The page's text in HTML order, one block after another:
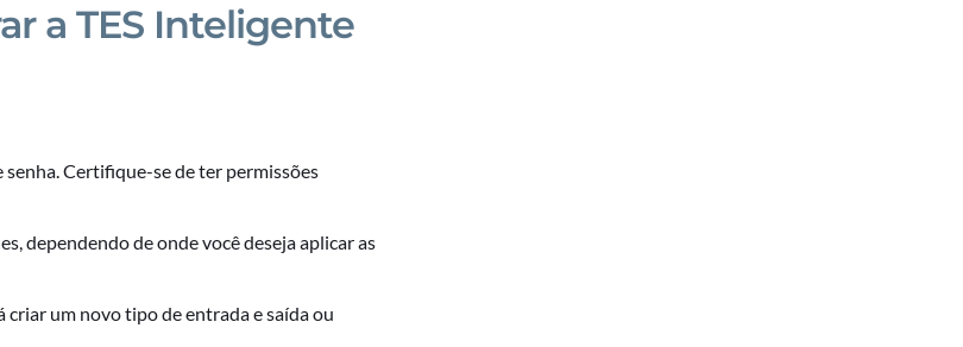
a TES Inteligente
Certifique-se de ter permissões
dependendo de onde você deseja aplicar as
criar um novo tipo de entrada e saída ou